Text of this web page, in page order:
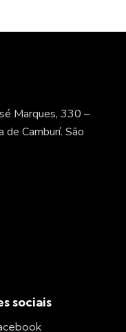
Marques, 330 –
de Camburí. São
sociais